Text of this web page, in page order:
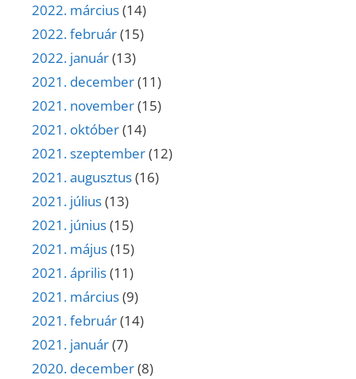
2022. március(14)
2022. február(15)
2022. január(13)
2021. december(11)
2021. november(15)
2021. október(14)
2021. szeptember(12)
2021. augusztus(16)
2021. július(13)
2021. június(15)
2021. május(15)
2021. április(11)
2021. március(9)
2021. február(14)
2021. január(7)
2020. december(8)